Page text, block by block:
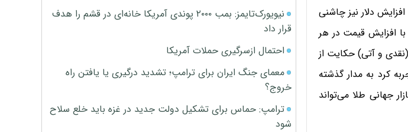
دلار نیز چاشنی
با افزایش قیمت در هر
و آتی) حکایت از
کرد به مدار گذشته
جهانی طلا می‌تواند
نیویورک‌تایمز: بمب ۲۰۰۰ پوندی آمریکا خانه‌ای در قشم را هدف
قرار داد
احتمال ازسرگیری حملات آمریکا
معمای جنگ ایران برای ترامپ؛ تشدید درگیری یا یافتن راه
خروج؟
ترامپ: حماس برای تشکیل دولت جدید در غزه باید خلع سلاح
شود